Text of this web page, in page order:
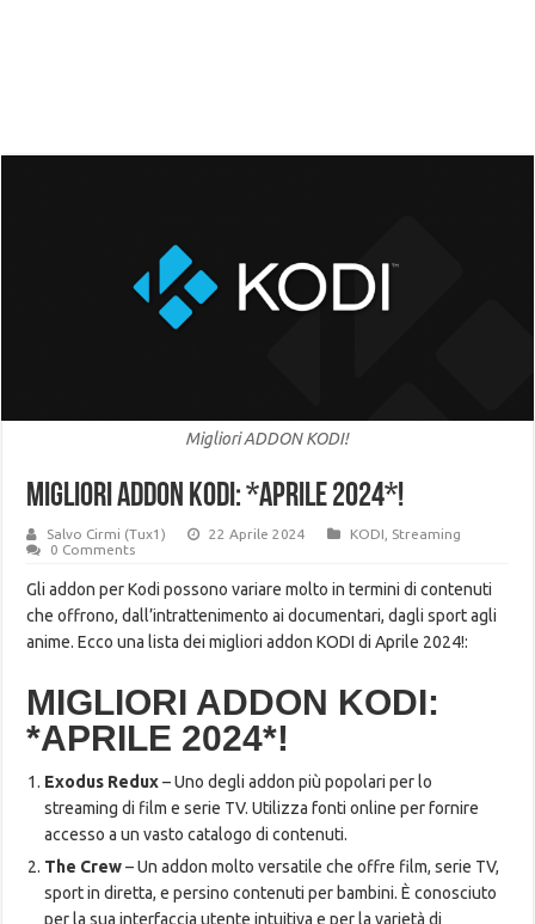
Migliori ADDON KODI!
MIGLIORI ADDON KODI: *APRILE 2024*!
Salvo Cirmi (Tux1) 22 Aprile 2024 KODI
Streaming
0 Comments
Gli addon per Kodi possono variare molto in termini di contenuti
che offrono, dall’intrattenimento ai documentari, dagli sport agli
anime. Ecco una lista dei migliori addon KODI di Aprile 2024!:
MIGLIORI ADDON KODI:
*APRILE 2024*!
Exodus Redux– Uno degli addon più popolari per lo
streaming di film e serie TV. Utilizza fonti online per fornire
accesso a un vasto catalogo di contenuti.
The Crew– Un addon molto versatile che offre film, serie TV,
sport in diretta, e persino contenuti per bambini. È conosciuto
per la sua interfaccia utente intuitiva e per la varietà di